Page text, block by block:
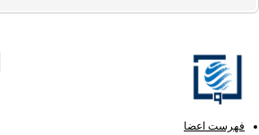
فهرست اعضا